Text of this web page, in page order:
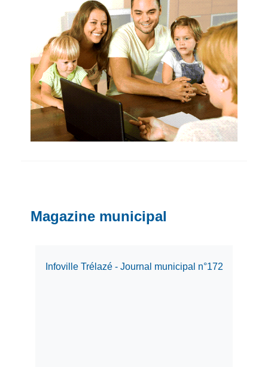
Magazine municipal
Infoville Trélazé - Journal municipal n°172